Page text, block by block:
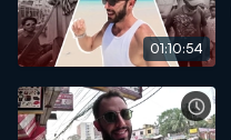
01:10:54